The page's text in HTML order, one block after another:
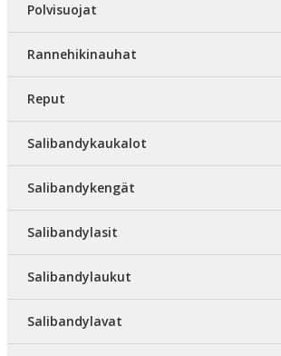
Polvisuojat
Rannehikinauhat
Reput
Salibandykaukalot
Salibandykengät
Salibandylasit
Salibandylaukut
Salibandylavat